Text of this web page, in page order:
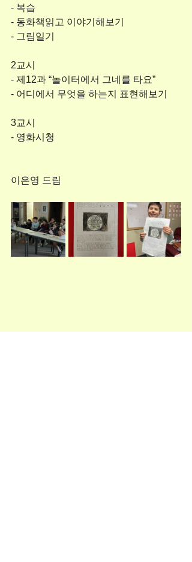
- 복습
- 동화책읽고 이야기해보기
- 그림일기
2교시
- 제12과 “놀이터에서 그네를 타요”
- 어디에서 무엇을 하는지 표현해보기
3교시
- 영화시청
이은영 드림